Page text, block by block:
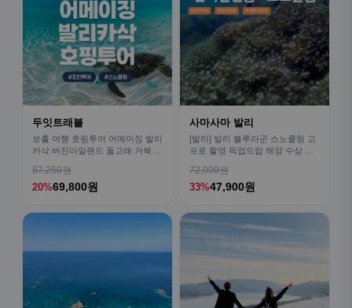
두잇트래블
보홀 여행 호핑투어 어메이징 발리
카삭 버진아일랜드 돌고래 거북이
87,250원
20%69,800원
사마사마 발리
[발리] 발리 블루라군 스노쿨링 고
프로 촬영 픽업드랍 해양 수상 액
72,000원
33%47,900원